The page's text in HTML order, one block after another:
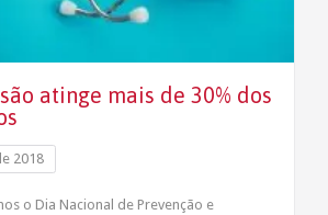
atinge mais de 30% dos
2018
o Dia Nacional de Prevenção e